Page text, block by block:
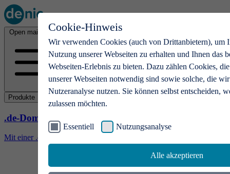
Cookie-Hinweis
Wir verwenden Cookies (auch von Drittanbietern), um
Nutzung unserer Webseiten zu erhalten und Ihnen das
Webseiten-Erlebnis zu bieten. Dazu zählen Cookies,
unserer Webseiten notwendig sind sowie solche, die
Nutzeranalyse nutzen. Sie können selbst entscheiden,
zulassen möchten.
Essentiell Nutzungsanalyse
Alle akzeptieren
Open main menu
Produkte
.de-Domains
Mit einer .de-Domain erhalten Ideen eine Bühne